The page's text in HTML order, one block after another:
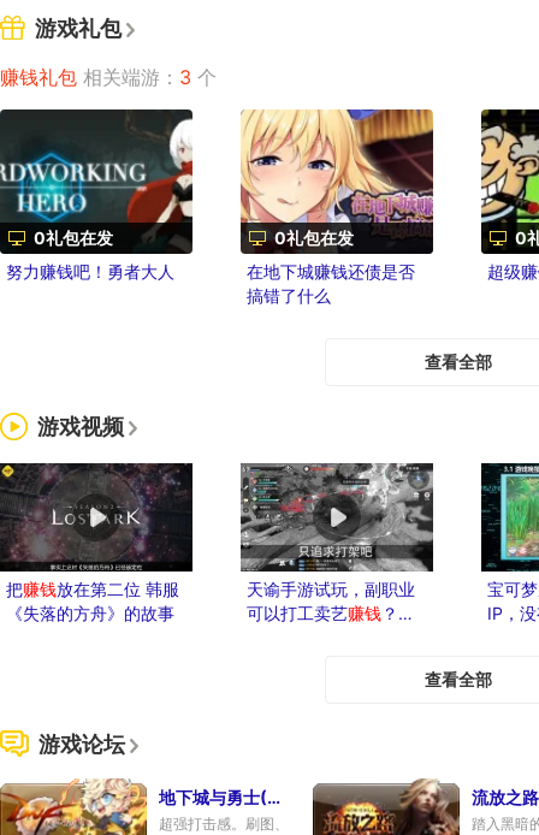
游戏礼包
赚钱礼包 相关端游： 3 个
0礼包在发
努力赚钱吧！勇者大人
0礼包在发
在地下城赚钱还债是否
搞错了什么
0
超级
查看全部
游戏视频
把赚钱放在第二位 韩服
《失落的方舟》的故事
天谕手游试玩，副职业
可以打工卖艺赚钱 ？沉
宝可
IP，
查看全部
游戏论坛
地下城与勇士(501)
超强打击感。刷图、
流放之
踏入黑暗